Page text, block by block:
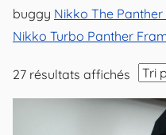
buggy Nikko The Panther
Nikko Turbo Panther
27 résultats affichés